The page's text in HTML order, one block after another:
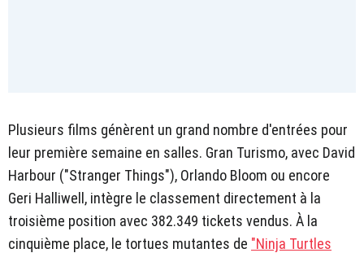
Plusieurs films génèrent un grand nombre d'entrées pour
leur première semaine en salles. Gran Turismo, avec David
Harbour ("Stranger Things"), Orlando Bloom ou encore
Geri Halliwell, intègre le classement directement à la
troisième position avec 382.349 tickets vendus. À la
cinquième place, le tortues mutantes de "Ninja Turtles